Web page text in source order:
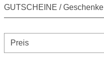
GUTSCHEINE / Geschenke
Preis